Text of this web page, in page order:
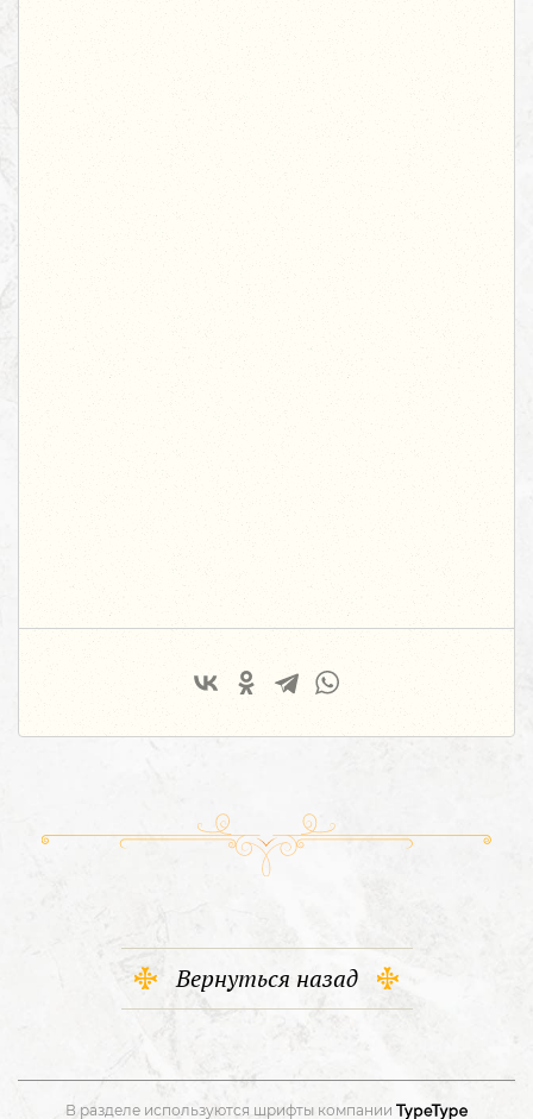
Вернуться назад
В разделе используются шрифты компании